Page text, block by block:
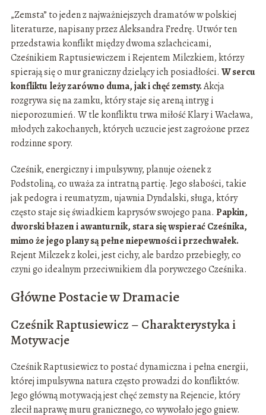
„Zemsta” to jeden z najważniejszych dramatów w polskiej
literaturze, napisany przez Aleksandra Fredrę. Utwór ten
przedstawia konflikt między dwoma szlachcicami,
Cześnikiem Raptusiewiczem i Rejentem Milczkiem, którzy
spierają się o mur graniczny dzielący ich posiadłości. W sercu
konfliktu leży zarówno duma, jak i chęć zemsty.Akcja
rozgrywa się na zamku, który staje się areną intryg i
nieporozumień. W tle konfliktu trwa miłość Klary i Wacława,
młodych zakochanych, których uczucie jest zagrożone przez
rodzinne spory.
Cześnik, energiczny i impulsywny, planuje ożenek z
Podstoliną, co uważa za intratną partię. Jego słabości, takie
jak pedogra i reumatyzm, ujawnia Dyndalski, sługa, który
często staje się świadkiem kaprysów swojego pana. Papkin,
dworski błazen i awanturnik, stara się wspierać Cześnika,
mimo że jego plany są pełne niepewności i przechwałek.
Rejent Milczek z kolei, jest cichy, ale bardzo przebiegły, co
czyni go idealnym przeciwnikiem dla porywczego Cześnika.
Główne Postacie w Dramacie
Cześnik Raptusiewicz – Charakterystyka i
Motywacje
Cześnik Raptusiewicz to postać dynamiczna i pełna energii,
której impulsywna natura często prowadzi do konfliktów.
Jego główną motywacją jest chęć zemsty na Rejencie, który
zlecił naprawę muru granicznego, co wywołało jego gniew.